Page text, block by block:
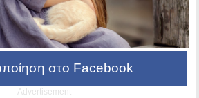
στο Facebook
Advertisement